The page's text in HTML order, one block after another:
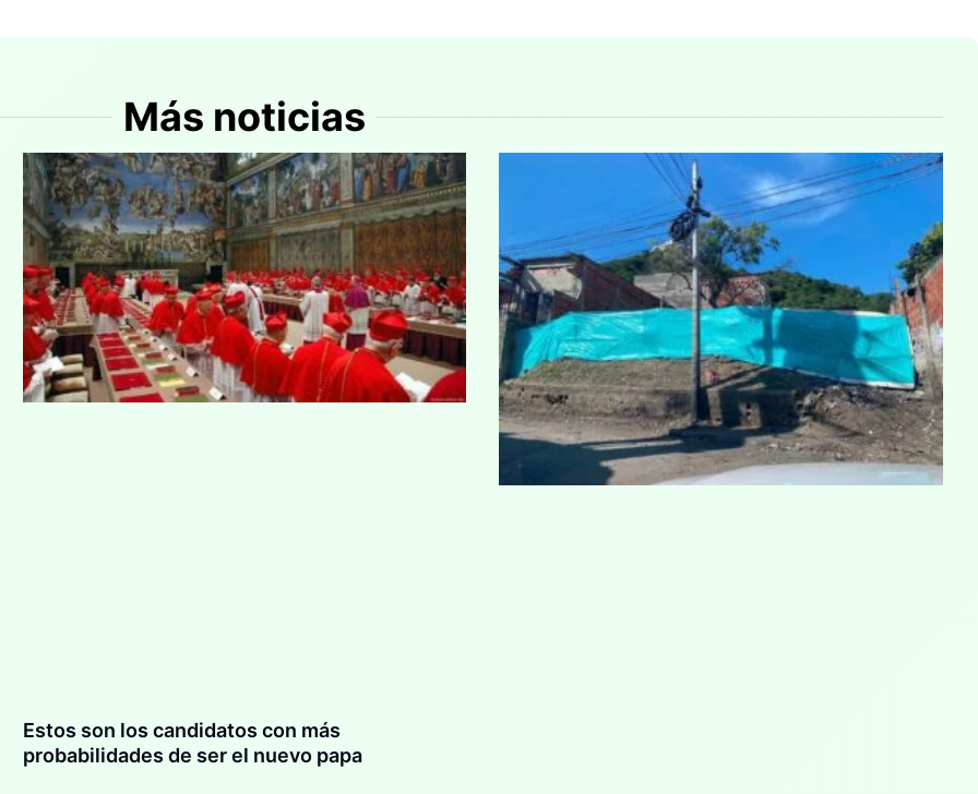
Más noticias
Estos son los candidatos con más
probabilidades de ser el nuevo papa